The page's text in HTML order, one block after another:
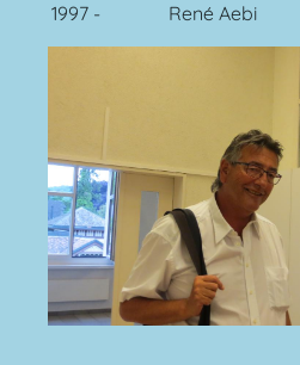
1997 -
René Aebi